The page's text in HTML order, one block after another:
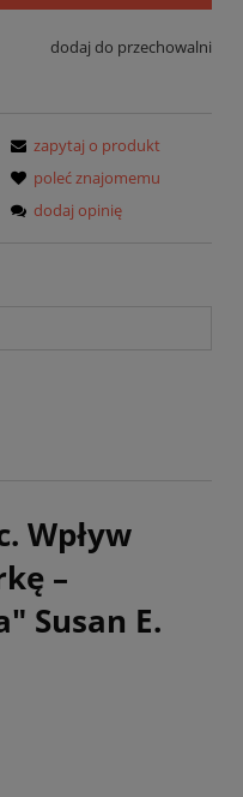
dodaj do przechowalni
zapytaj o produkt
poleć znajomemu
dodaj opinię
płatności
. Wpływ
–
Susan E.